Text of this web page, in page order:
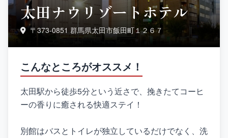
太田ナウリゾートホテル
〒373-0851 群馬県太田市飯田町１２６７
こんなところがオススメ！
太田駅から徒歩5分という近さで、挽きたてコーヒ
ーの香りに癒される快適ステイ！
別館はバスとトイレが独立しているだけでなく、洗